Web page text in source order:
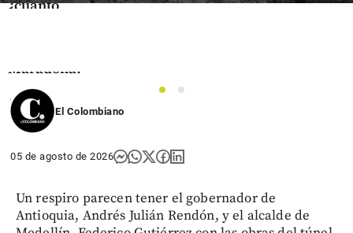
¿cuánto
Maradona?
share 1
2
El Colombiano
05 de agosto de 2026
Un respiro parecen tener el gobernador de
Antioquia, Andrés Julián Rendón, y el alcalde de